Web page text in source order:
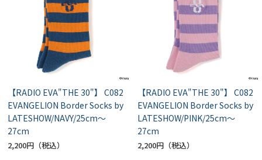
【RADIO EVA"THE 30"】 C082
EVANGELION Border Socks by
LATESHOW/NAVY/25cm～
27cm
2,200円
【RADIO EVA"THE 30"】 C082
EVANGELION Border Socks by
LATESHOW/PINK/25cm～
27cm
2,200円